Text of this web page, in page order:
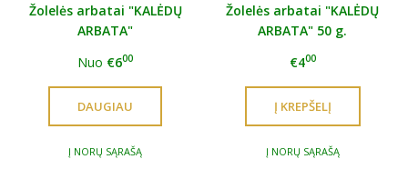
Žolelės arbatai "KALĖDŲ
ARBATA"
Nuo €600
DAUGIAU
Į NORŲ SĄRAŠĄ
Žolelės arbatai "KALĖDŲ
ARBATA" 50 g.
€400
Į NORŲ SĄRAŠĄ